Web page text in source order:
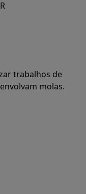
trabalhos de
molas.